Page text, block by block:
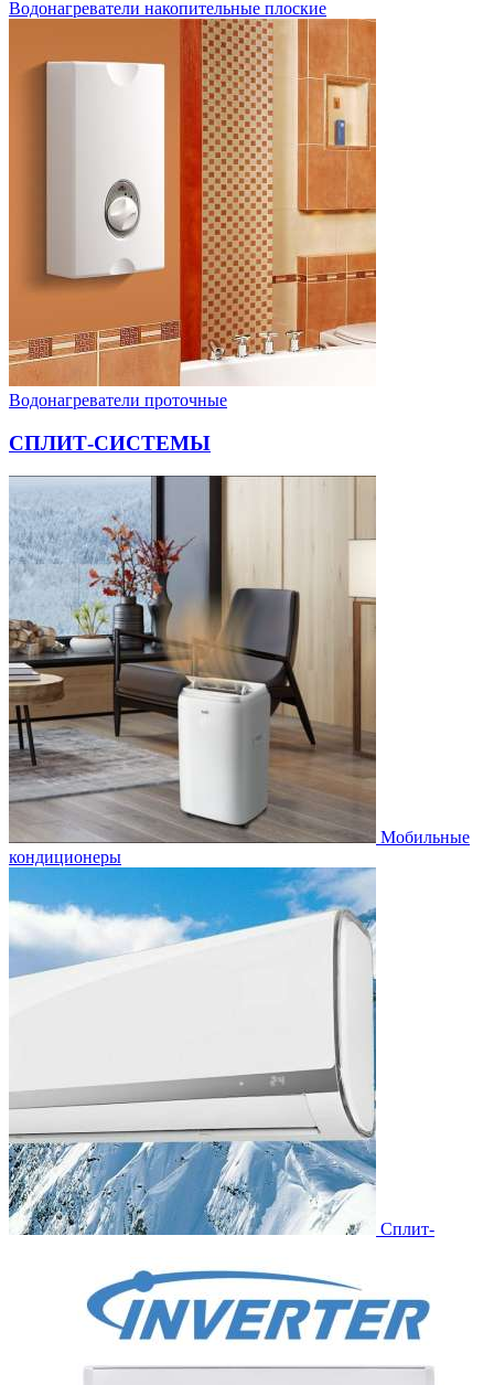
Водонагреватели накопительные плоские
Водонагреватели проточные
СПЛИТ-СИСТЕМЫ
Мобильные
кондиционеры
Сплит-